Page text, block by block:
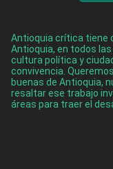
Antioquia crítica tiene
Antioquia, en todos
cultura política y
convivencia.
buenas de Antioquia,
resaltar ese trabajo
áreas para traer el